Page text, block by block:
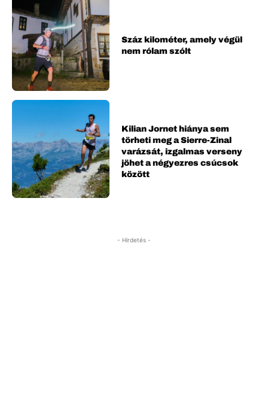
Száz kilométer, amely végül
nem rólam szólt
Kilian Jornet hiánya sem
törheti meg a Sierre-Zinal
varázsát, izgalmas verseny
jöhet a négyezres csúcsok
között
- Hirdetés -